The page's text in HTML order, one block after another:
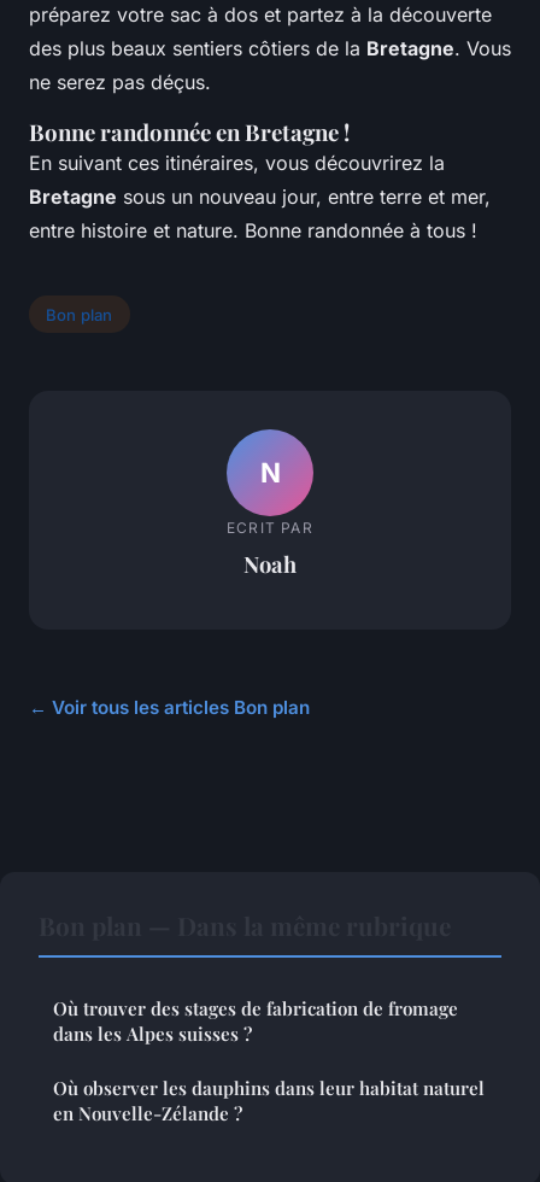
préparez votre sac à dos et partez à la découverte
des plus beaux sentiers côtiers de la Bretagne. Vous
ne serez pas déçus.
Bonne randonnée en Bretagne !
En suivant ces itinéraires, vous découvrirez la
Bretagne sous un nouveau jour, entre terre et mer,
entre histoire et nature. Bonne randonnée à tous !
Bon plan
N
ECRIT PAR
Noah
← Voir tous les articles Bon plan
Où trouver des stages de fabrication de fromage
dans les Alpes suisses ?
Où observer les dauphins dans leur habitat naturel
en Nouvelle-Zélande ?